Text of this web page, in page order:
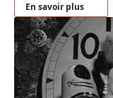
En savoir plus